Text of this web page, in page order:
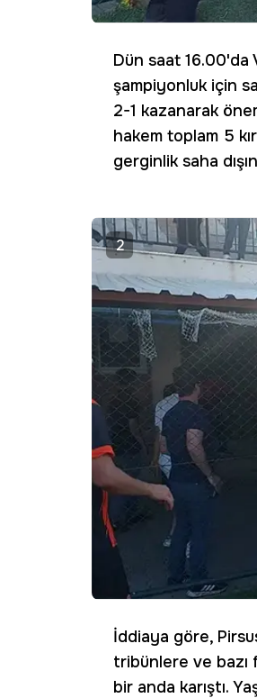
Dün saat 16.00'da
şampiyonluk için
2-1 kazanarak
hakem toplam 5
gerginlik saha
2
İddiaya göre,
tribünlere ve bazı
bir anda karıştı.